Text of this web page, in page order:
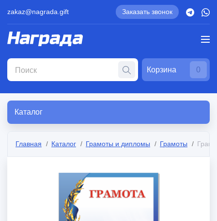
zakaz@nagrada.gift Заказать звонок
Корзина 0
Каталог
Главная Каталог Грамоты и дипломы Грамоты